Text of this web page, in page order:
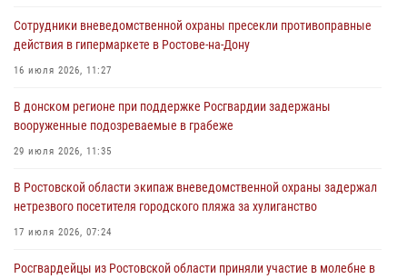
17 июля 2026, 07:24
Сотрудники вневедомственной охраны пресекли противоправные
16 июля 2026, 11:27
Конкурс профессионального мастерства взрывотехников прошел в
Сотрудники вневедомственной охраны пресекли противоправные
действия в гипермаркете в Ростове-на-Дону
16 июля 2026, 11:27
В донском регионе при поддержке Росгвардии задержаны
вооруженные подозреваемые в грабеже
29 июля 2026, 11:35
В Ростовской области экипаж вневедомственной охраны задержал
нетрезвого посетителя городского пляжа за хулиганство
17 июля 2026, 07:24
Росгвардейцы из Ростовской области приняли участие в молебне в